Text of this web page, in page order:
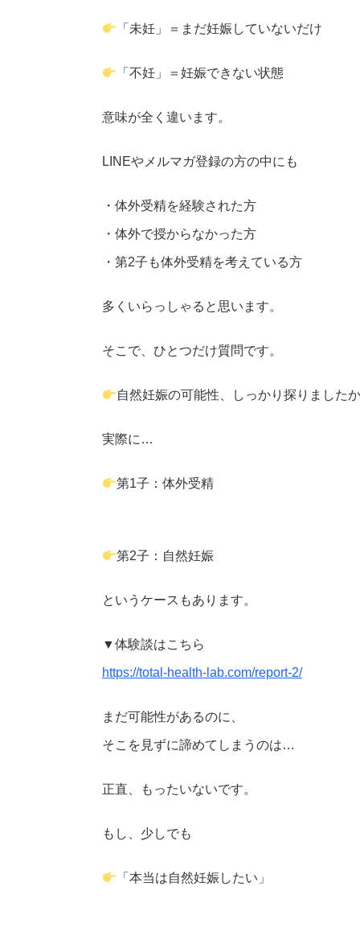
「未妊」＝まだ妊娠していないだけ
「不妊」＝妊娠できない状態
意味が全く違います。
LINEやメルマガ登録の方の中にも
・体外受精を経験された方
・体外で授からなかった方
・第2子も体外受精を考えている方
多くいらっしゃると思います。
そこで、ひとつだけ質問です。
自然妊娠の可能性、しっかり探りました
実際に…
第1子：体外受精
第2子：自然妊娠
というケースもあります。
▼体験談はこちら
https://total-health-lab.com/report-2/
まだ可能性があるのに、
そこを見ずに諦めてしまうのは…
正直、もったいないです。
もし、少しでも
「本当は自然妊娠したい」